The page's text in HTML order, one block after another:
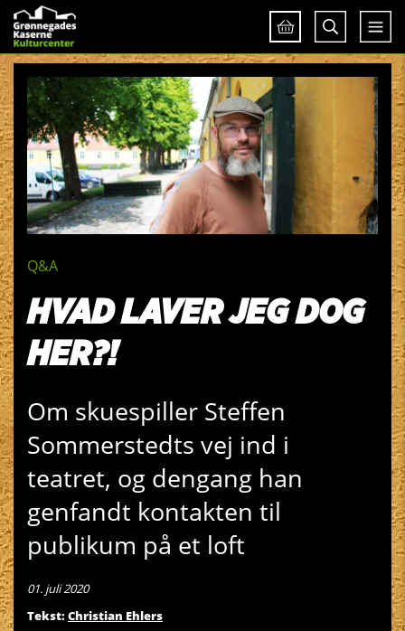
Q&A
HVAD LAVER JEG DOG
HER?!
Om skuespiller Steffen
Sommerstedts vej ind i
teatret, og dengang han
genfandt kontakten til
publikum på et loft
01. juli 2020
Tekst:Christian Ehlers